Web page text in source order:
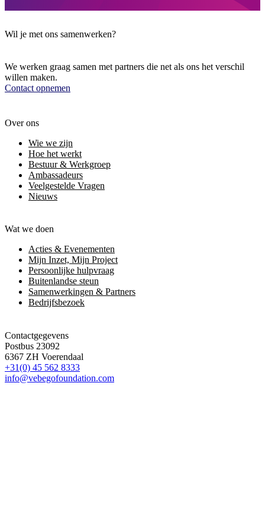
Wil je met ons samenwerken?
We werken graag samen met partners die net als ons het verschil
willen maken.
Contact opnemen
Over ons
Wie we zijn
Hoe het werkt
Bestuur & Werkgroep
Ambassadeurs
Veelgestelde Vragen
Nieuws
Wat we doen
Acties & Evenementen
Mijn Inzet, Mijn Project
Persoonlijke hulpvraag
Buitenlandse steun
Samenwerkingen & Partners
Bedrijfsbezoek
Contactgegevens
Postbus 23092
6367 ZH Voerendaal
+31(0) 45 562 8333
info@vebegofoundation.com